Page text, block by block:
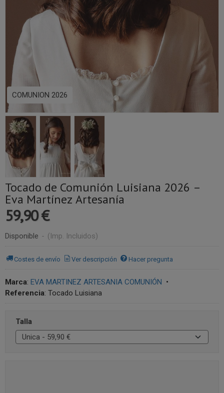
COMUNION 2026
Tocado de Comunión Luisiana 2026 –
Eva Martínez Artesanía
59,90 €
Disponible - (Imp. Incluidos)
Costes de envío Ver descripción Hacer pregunta
Marca: EVA MARTINEZ ARTESANIA COMUNIÓN
•
Referencia: Tocado Luisiana
Talla